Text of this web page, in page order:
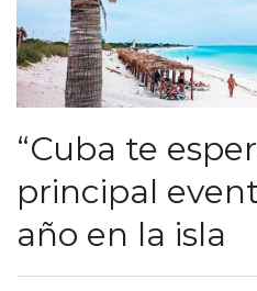
“Cuba te
principal
año en la isla